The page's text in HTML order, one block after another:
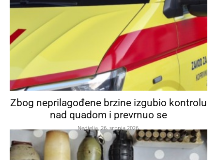
Zbog neprilagođene brzine izgubio kontrolu
nad quadom i prevrnuo se
Nedjelja, 26. srpnja 2026.